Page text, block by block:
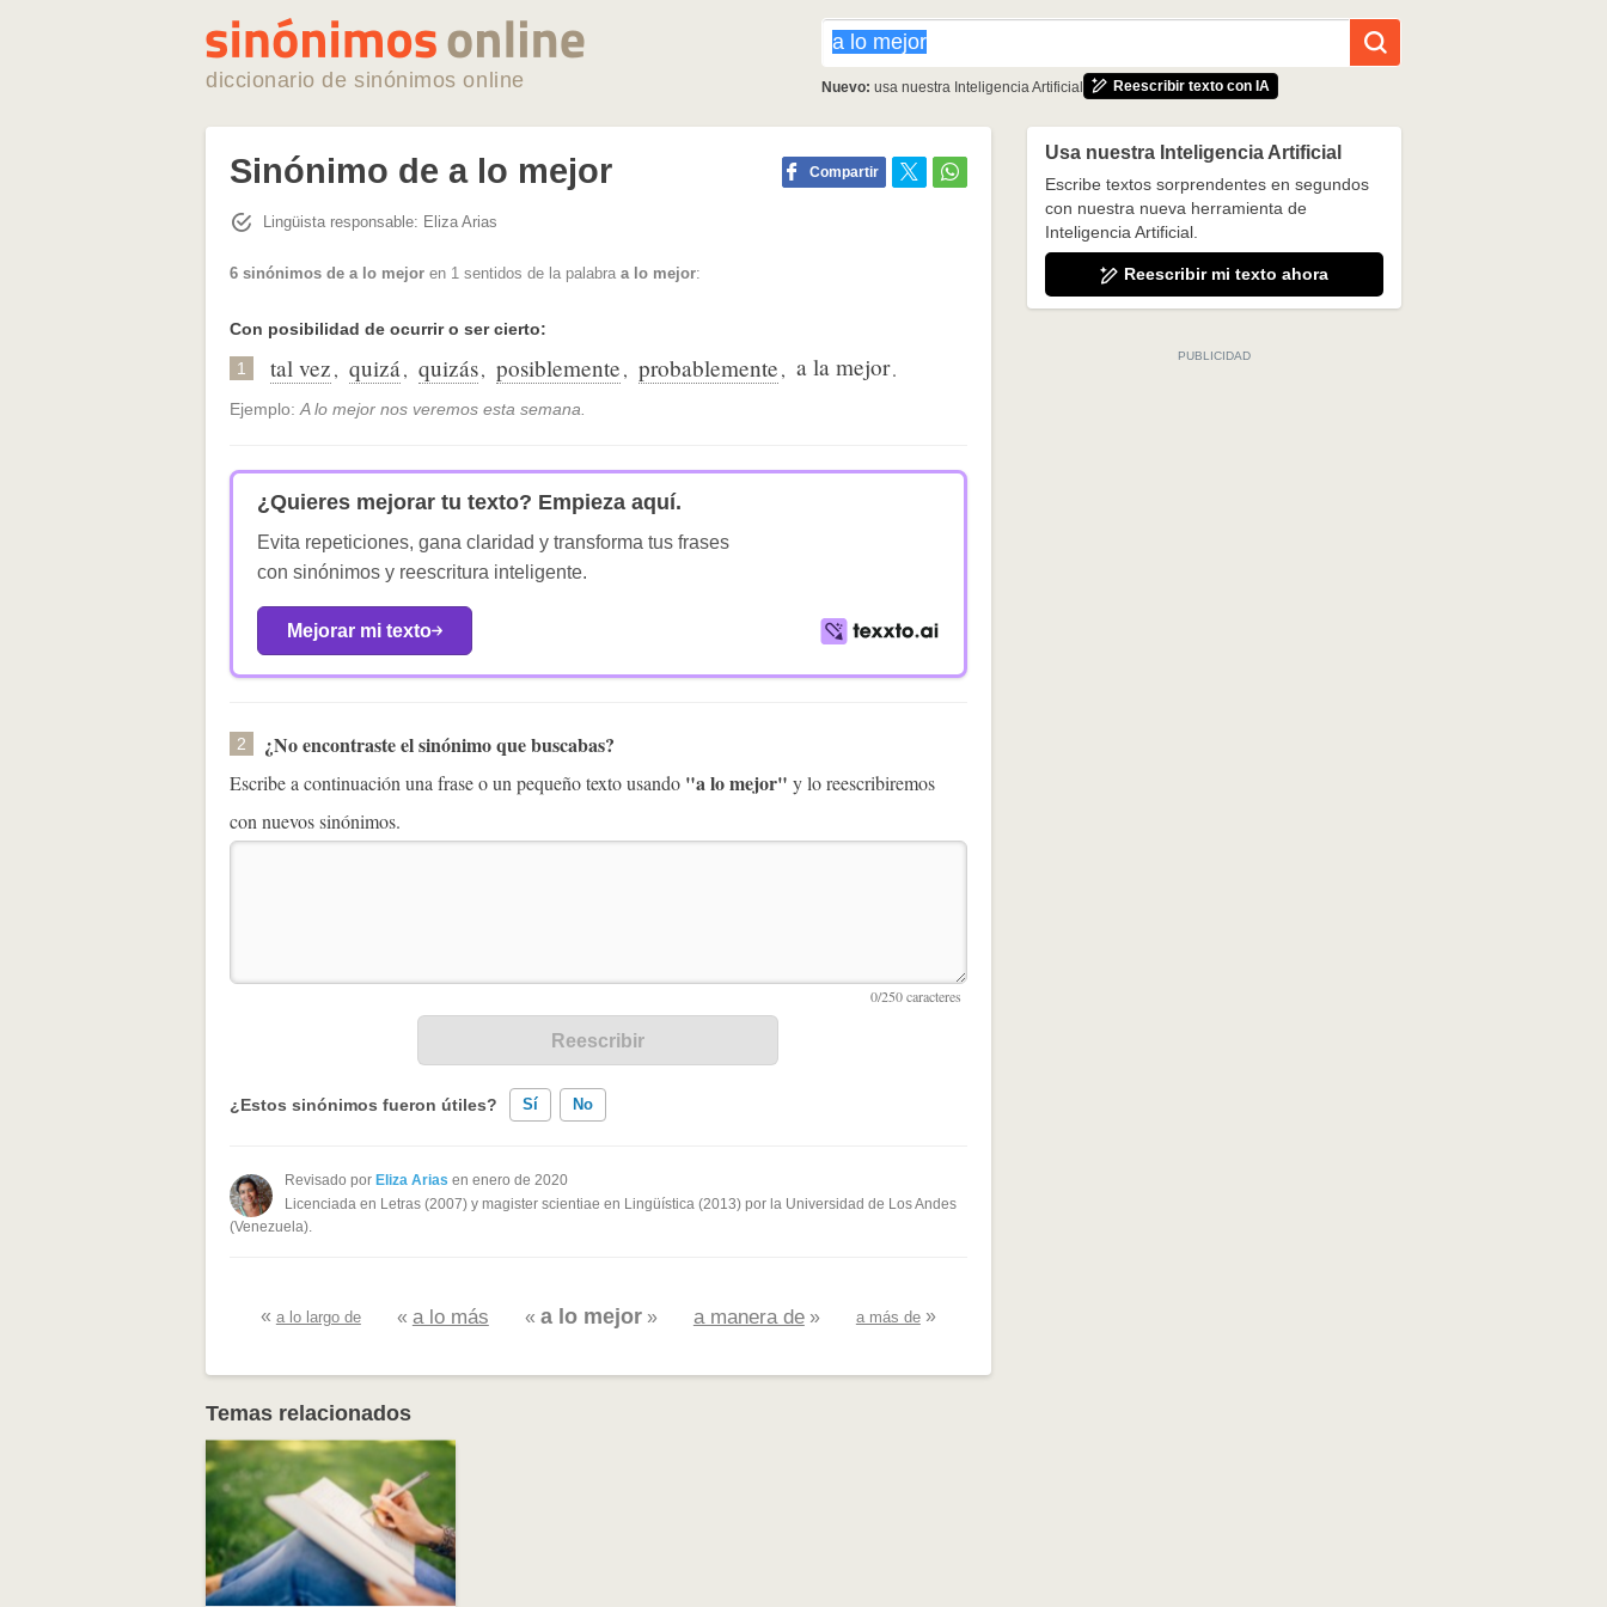
diccionario de sinónimos online Nuevo: usa nuestra Inteligencia Artificial Reescribir texto con IA
Sinónimo de a lo mejor Compartir
Lingüista responsable: Eliza Arias
6 sinónimos de a lo mejor en 1 sentidos de la palabra a lo mejor:
Con posibilidad de ocurrir o ser cierto:
1 tal vez, quizá, quizás, posiblemente, probablemente, a la mejor.
Ejemplo:A lo mejor nos veremos esta semana.
¿Quieres mejorar tu texto? Empieza aquí.
Evita repeticiones, gana claridad y transforma tus frases
con sinónimos y reescritura inteligente.
Mejorar mi texto
2 ¿No encontraste el sinónimo que buscabas?
Escribe a continuación una frase o un pequeño texto usando "a lo mejor" y lo reescribiremos
con nuevos sinónimos.
¿Estos sinónimos fueron útiles? Sí No
Existen sinónimos incorrectos
Ninguno de los sinónimos presentados me ayudó
Revisado por Eliza Arias en enero de 2020
Licenciada en Letras (2007) y magister scientiae en Lingüística (2013) por la Universidad de Los Andes
(Venezuela).
« a lo largo de « a lo más « a lo mejor » a manera de» a más de»
Temas relacionados
Usa nuestra Inteligencia Artificial
Escribe textos sorprendentes en segundos
con nuestra nueva herramienta de
Inteligencia Artificial.
Reescribir mi texto ahora